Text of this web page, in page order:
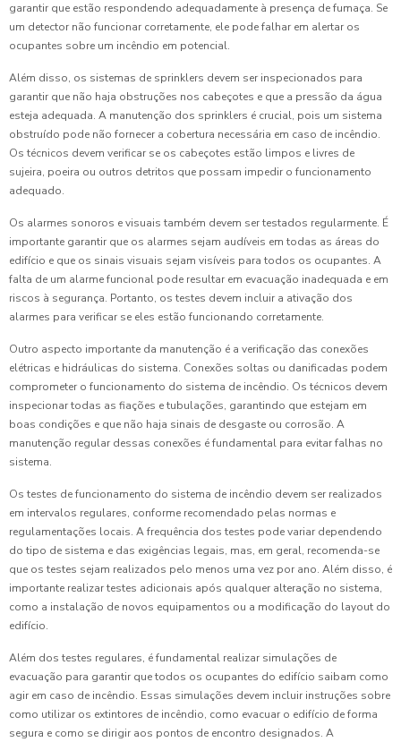
garantir que estão respondendo adequadamente à presença de fumaça. Se
um detector não funcionar corretamente, ele pode falhar em alertar os
ocupantes sobre um incêndio em potencial.
Além disso, os sistemas de sprinklers devem ser inspecionados para
garantir que não haja obstruções nos cabeçotes e que a pressão da água
esteja adequada. A manutenção dos sprinklers é crucial, pois um sistema
obstruído pode não fornecer a cobertura necessária em caso de incêndio.
Os técnicos devem verificar se os cabeçotes estão limpos e livres de
sujeira, poeira ou outros detritos que possam impedir o funcionamento
adequado.
Os alarmes sonoros e visuais também devem ser testados regularmente. É
importante garantir que os alarmes sejam audíveis em todas as áreas do
edifício e que os sinais visuais sejam visíveis para todos os ocupantes. A
falta de um alarme funcional pode resultar em evacuação inadequada e em
riscos à segurança. Portanto, os testes devem incluir a ativação dos
alarmes para verificar se eles estão funcionando corretamente.
Outro aspecto importante da manutenção é a verificação das conexões
elétricas e hidráulicas do sistema. Conexões soltas ou danificadas podem
comprometer o funcionamento do sistema de incêndio. Os técnicos devem
inspecionar todas as fiações e tubulações, garantindo que estejam em
boas condições e que não haja sinais de desgaste ou corrosão. A
manutenção regular dessas conexões é fundamental para evitar falhas no
sistema.
Os testes de funcionamento do sistema de incêndio devem ser realizados
em intervalos regulares, conforme recomendado pelas normas e
regulamentações locais. A frequência dos testes pode variar dependendo
do tipo de sistema e das exigências legais, mas, em geral, recomenda-se
que os testes sejam realizados pelo menos uma vez por ano. Além disso, é
importante realizar testes adicionais após qualquer alteração no sistema,
como a instalação de novos equipamentos ou a modificação do layout do
edifício.
Além dos testes regulares, é fundamental realizar simulações de
evacuação para garantir que todos os ocupantes do edifício saibam como
agir em caso de incêndio. Essas simulações devem incluir instruções sobre
como utilizar os extintores de incêndio, como evacuar o edifício de forma
segura e como se dirigir aos pontos de encontro designados. A